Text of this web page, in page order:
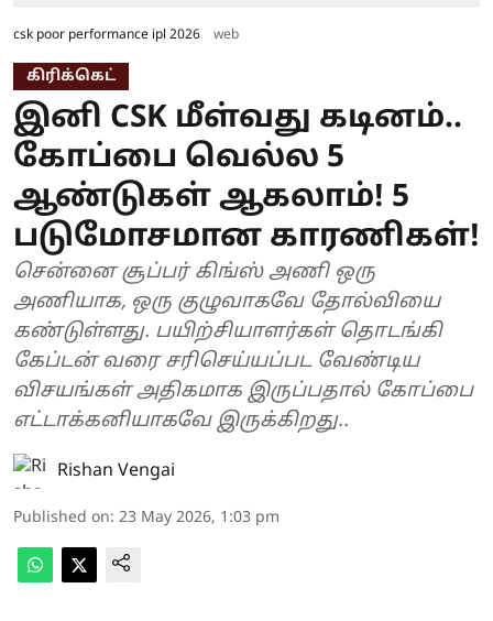
csk poor performance ipl 2026 web
கிரிக்கெட்
இனி CSK மீள்வது கடினம்..
கோப்பை வெல்ல 5
ஆண்டுகள் ஆகலாம்! 5
படுமோசமான காரணிகள்!
சென்னை சூப்பர் கிங்ஸ் அணி ஒரு
அணியாக, ஒரு குழுவாகவே தோல்வியை
கண்டுள்ளது. பயிற்சியாளர்கள் தொடங்கி
கேப்டன் வரை சரிசெய்யப்பட வேண்டிய
விசயங்கள் அதிகமாக இருப்பதால் கோப்பை
எட்டாக்கனியாகவே இருக்கிறது..
Rishan Vengai
Published on: 23 May 2026, 1:03 pm